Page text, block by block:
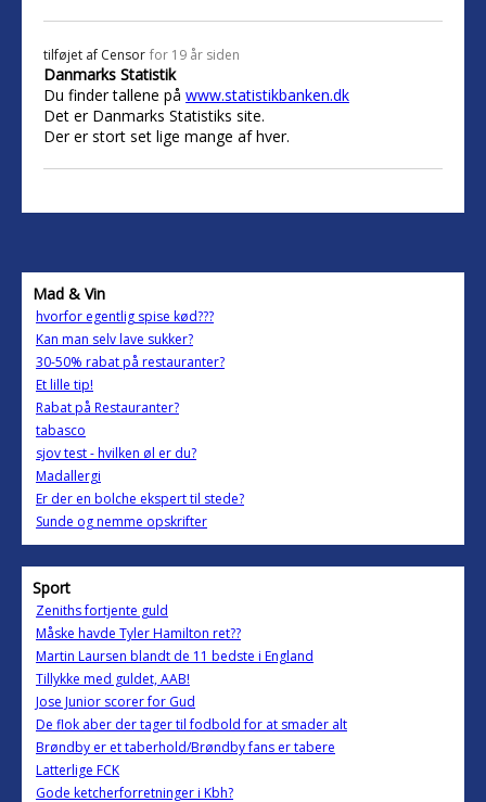
tilføjet af Censor for 19 år siden
Danmarks Statistik
Du finder tallene på www.statistikbanken.dk
Det er Danmarks Statistiks site.
Der er stort set lige mange af hver.
Mad & Vin
hvorfor egentlig spise kød???
Kan man selv lave sukker?
30-50% rabat på restauranter?
Et lille tip!
Rabat på Restauranter?
tabasco
sjov test - hvilken øl er du?
Madallergi
Er der en bolche ekspert til stede?
Sunde og nemme opskrifter
Sport
Zeniths fortjente guld
Måske havde Tyler Hamilton ret??
Martin Laursen blandt de 11 bedste i England
Tillykke med guldet, AAB!
Jose Junior scorer for Gud
De flok aber der tager til fodbold for at smader alt
Brøndby er et taberhold/Brøndby fans er tabere
Latterlige FCK
Gode ketcherforretninger i Kbh?